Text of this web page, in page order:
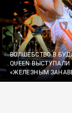
ВОЛШЕБСТВО В
QUEEN ВЫСТУПАЛИ
«ЖЕЛЕЗНЫМ